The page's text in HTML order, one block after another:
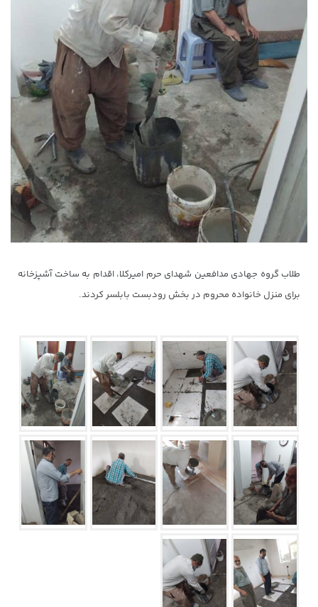
طلاب گروه جهادی مدافعین شهدای حرم امیرکلا، اقدام به ساخت آشپزخانه
برای منزل خانواده محروم در بخش رودبست بابلسر کردند.